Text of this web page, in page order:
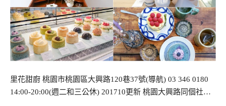
里花甜廚 桃園市桃園區大興路120巷37號(導航) 03 346 0180
14:00-20:00(週二和三公休) 201710更新 桃園大興路同個社…